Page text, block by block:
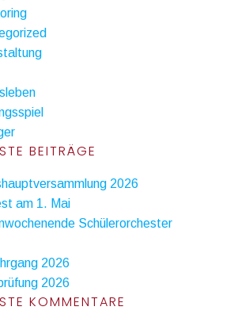
BEITRÄGE
2026
am 1. Mai
Schülerorchester
2026
2026
KOMMENTARE